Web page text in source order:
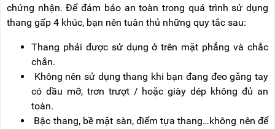
chứng nhận. Để đảm bảo an toàn trong quá trình sử dụng
thang gấp 4 khúc, bạn nên tuân thủ những quy tắc sau:
Thang phải được sử dụng ở trên mặt phẳng và chắc
chắn.
Không nên sử dụng thang khi bạn đang đeo găng tay
có dầu mỡ, trơn trượt / hoặc giày dép không đủ an
toàn.
Bậc thang, bề mặt sàn, điểm tựa thang…không nên để